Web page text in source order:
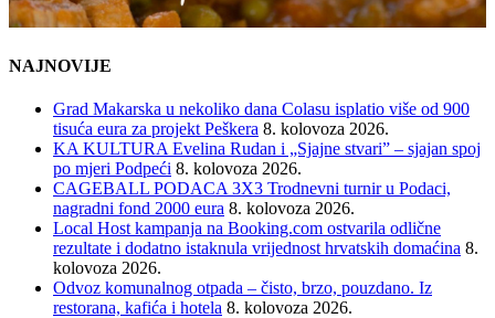
NAJNOVIJE
Grad Makarska u nekoliko dana Colasu isplatio više od 900
tisuća eura za projekt Peškera 8. kolovoza 2026.
KA KULTURA Evelina Rudan i „Sjajne stvari” – sjajan spoj
po mjeri Podpeći 8. kolovoza 2026.
CAGEBALL PODACA 3X3 Trodnevni turnir u Podaci,
nagradni fond 2000 eura 8. kolovoza 2026.
Local Host kampanja na Booking.com ostvarila odlične
rezultate i dodatno istaknula vrijednost hrvatskih domaćina 8.
kolovoza 2026.
Odvoz komunalnog otpada – čisto, brzo, pouzdano. Iz
restorana, kafića i hotela 8. kolovoza 2026.